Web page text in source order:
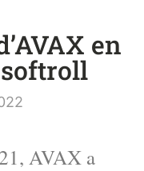
en
AVAX a